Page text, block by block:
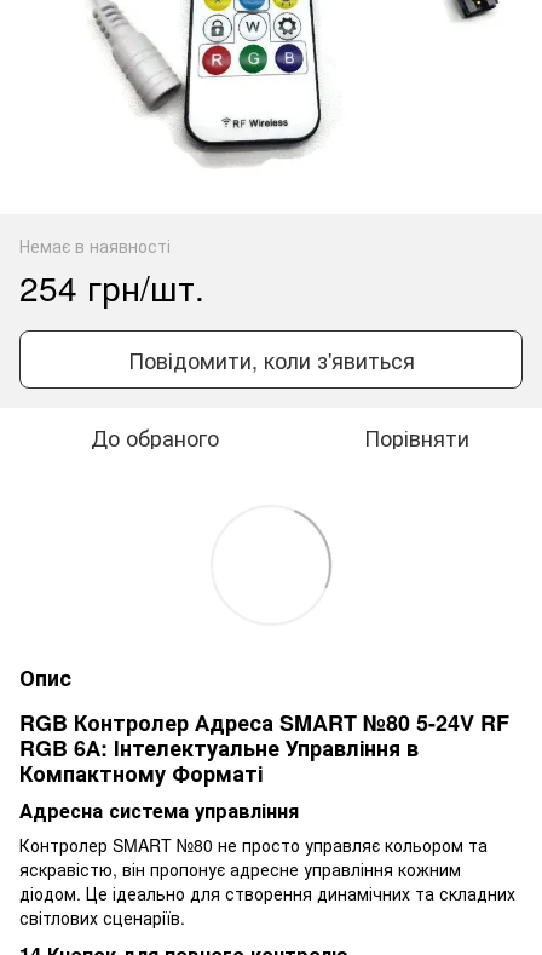
Немає в наявності
254 грн/шт.
Повідомити, коли з'явиться
До обраного Порівняти
Опис
RGB Контролер Адреса SMART №80 5-24V RF
RGB 6А: Інтелектуальне Управління в
Компактному Форматі
Адресна система управління
Контролер SMART №80 не просто управляє кольором та
яскравістю, він пропонує адресне управління кожним
діодом. Це ідеально для створення динамічних та складних
світлових сценаріїв.